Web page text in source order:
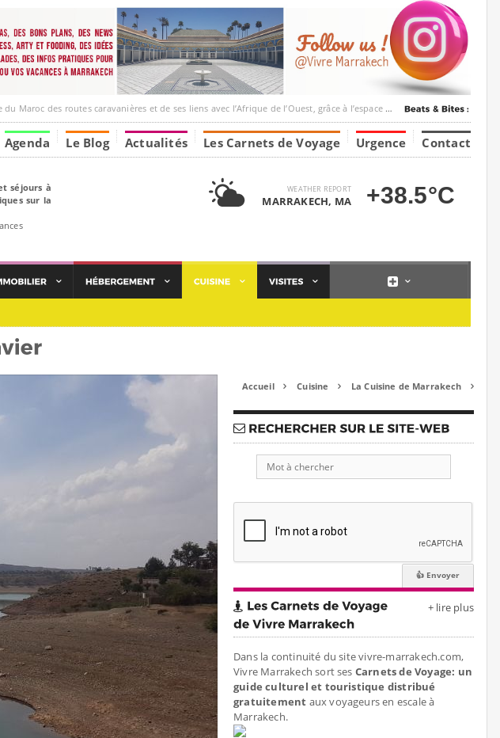
caravanières et de ses liens avec l’Afrique de l’Ouest, grâce à l’espace Marrakesh-Tumbuktu.
Agenda Le Blog Actualités Les Carnets de Voyage Urgence Contact
séjours à
sur la
WEATHER REPORT
MARRAKECH, MA +38.5°C
Accueil  Cuisine  La Cuisine de Marrakech 
+ lire plus
Dans la continuité du site vivre-marrakech.com,
Vivre Marrakech sort ses Carnets de Voyage: un
guide culturel et touristique distribué
gratuitement aux voyageurs en escale à
Marrakech.